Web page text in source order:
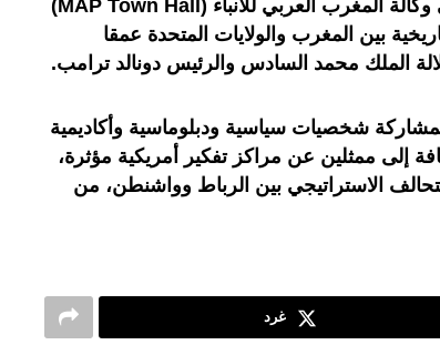
ويأتي تنظيم النسخة الدولية الأولى لملتقى وكالة المغرب العربي للأنباء (MAP Town Hall)
بين المغرب والولايات المتحدة عمقا
الملك محمد السادس والرئيس دونالد ترامب.
شخصيات سياسية ودبلوماسية وأكاديمية
إلى ممثلين عن مراكز تفكير أمريكية مؤثرة،
الاستراتيجي بين الرباط وواشنطن، من
غرد